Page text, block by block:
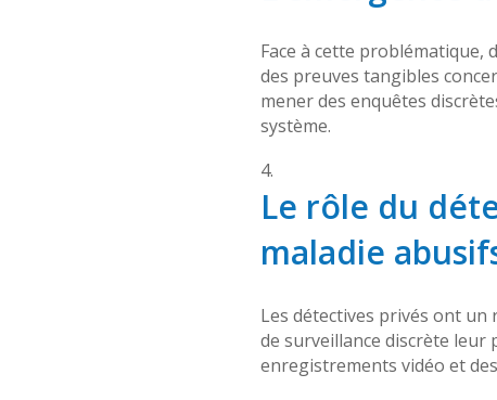
Face à cette
des preuves tangibles
mener des enquêtes
système.
Le rôle du
maladie
Les détectives privés ont un
de surveillance discrète leur
enregistrements vidéo et